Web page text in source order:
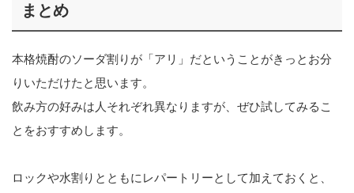
まとめ
本格焼酎のソーダ割りが「アリ」だということがきっとお分
りいただけたと思います。
飲み方の好みは人それぞれ異なりますが、ぜひ試してみるこ
とをおすすめします。
ロックや水割りとともにレパートリーとして加えておくと、